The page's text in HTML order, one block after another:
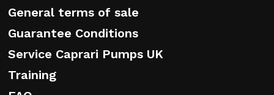
General terms of sale
Guarantee Conditions
Service Caprari Pumps UK
Training